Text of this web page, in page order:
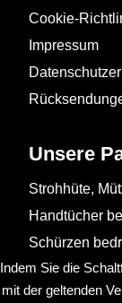
Cookie-
Impressum
Unsere
Strohhüte,
Handtücher
Schürzen
Indem Sie die
mit der geltenden